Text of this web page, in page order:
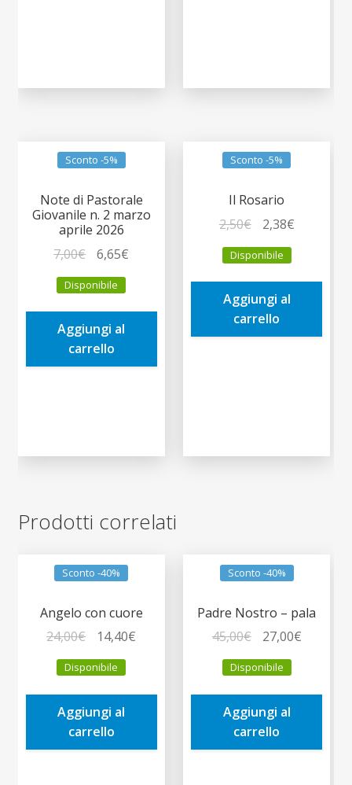
Sconto -5%
Note di Pastorale
Giovanile n. 2 marzo
aprile 2026
7,00€
prezzo
originale
era:
7,00€.
6,65€
è:
Disponibile
Aggiungi al
carrello
Sconto -5%
Il Rosario
2,50€
prezzo
originale
era:
2,50€.
2,38€Il
è:
Disponibile
Aggiungi al
carrello
Prodotti correlati
Sconto -40%
Angelo con cuore
24,00€
prezzo
originale
era:
24,00€.
14,40€
è:
Disponibile
Aggiungi al
carrello
Sconto -40%
Padre Nostro – pala
45,00€
prezzo
originale
era:
45,00€.
27,00€Il
è:
Disponibile
Aggiungi al
carrello